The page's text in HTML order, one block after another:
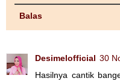
Balas
Desimelofficial 30
Hasilnya cantik